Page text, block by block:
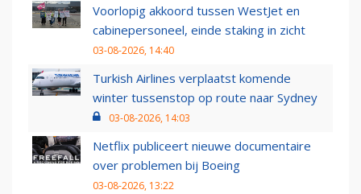
Voorlopig akkoord tussen WestJet en
cabinepersoneel, einde staking in zicht
03-08-2026, 14:40
Turkish Airlines verplaatst komende
winter tussenstop op route naar Sydney
03-08-2026, 14:03
Netflix publiceert nieuwe documentaire
over problemen bij Boeing
03-08-2026, 13:22